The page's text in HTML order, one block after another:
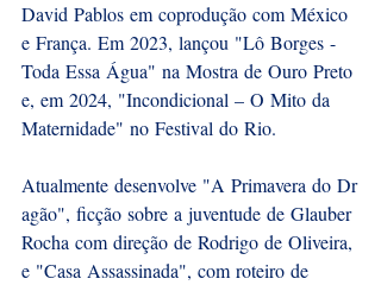
David Pablos em coprodução com México
e França. Em 2023, lançou "Lô Borges -
Toda Essa Água" na Mostra de Ouro Preto
e, em 2024, "Incondicional – O Mito da
Maternidade" no Festival do Rio.
Atualmente desenvolve "A Primavera do Dr
agão", ficção sobre a juventude de Glauber
Rocha com direção de Rodrigo de Oliveira,
e "Casa Assassinada", com roteiro de